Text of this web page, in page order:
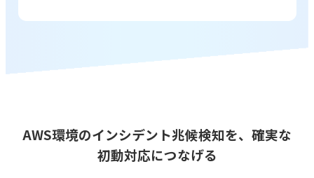
AWS環境のインシデント兆候検知を、確実な
初動対応につなげる